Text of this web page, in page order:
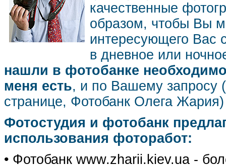
качественные
образом, чтобы Вы
интересующего Вас
в дневное или
нашли в фотобанке
меня есть, и по Вашему запросу
странице, Фотобанк Олега
Фотостудия и фотобанк
использования фоторабот:
• Фотобанк www.zharii.kiev.ua -